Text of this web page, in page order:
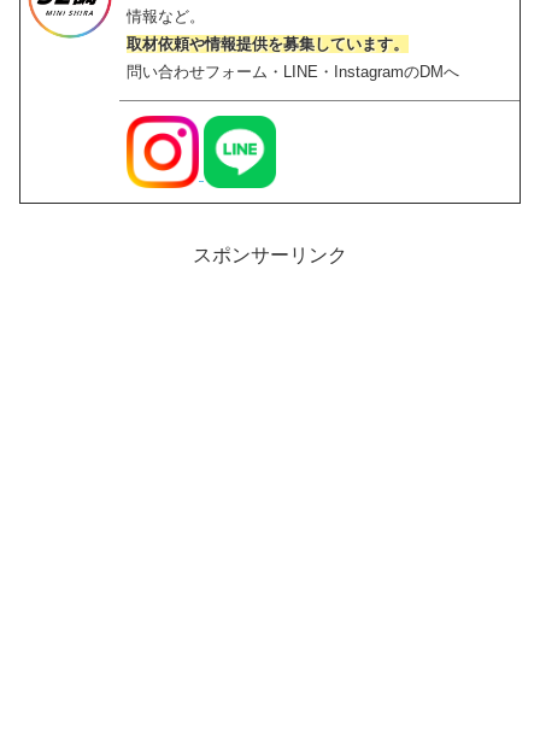
情報など。
取材依頼や情報提供を募集しています。
問い合わせフォーム・LINE・InstagramのDMへ
スポンサーリンク